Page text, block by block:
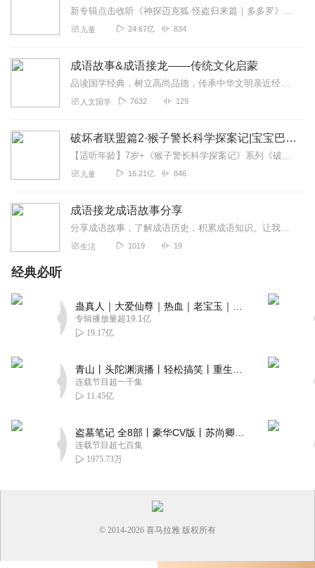
新专辑点击收听《神探迈克狐·怪盗归来篇｜多多罗》！！！>>>点击进入主播橱窗购买《神探迈克狐》系列图书吧!<<<多多罗故事【点击前往】收听多多罗其他好玩有趣的故...
儿童 24.67亿 834
成语故事&成语接龙——传统文化启蒙
品读国学经典，树立高尚品德，传承中华文明亲近经典，师从圣贤，富有美德，点亮人生。
人文国学 7632 129
破坏者联盟篇2·猴子警长科学探案记|宝宝巴士故事
【适听年龄】7岁+《猴子警长科学探案记》系列《破坏者联盟篇1·猴子警长科学探案记》>>>《破坏者联盟篇2·猴子警长科学探案记》>>>《破坏者联盟篇3·猴子警长科...
儿童 16.21亿 846
成语接龙成语故事分享
分享成语故事，了解成语历史，积累成语知识。让我们更加了解成语
生活 1019 19
经典必听
专辑播放量超19.1亿
19.17亿
连载节目超一千集
11.45亿
连载节目超七百集
1975.73万
© 2014-2026 喜马拉雅 版权所有